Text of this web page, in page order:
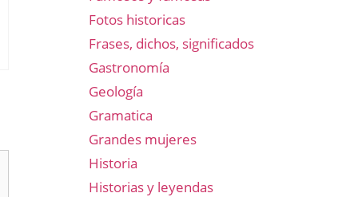
Fotos historicas
Frases, dichos, significados
Gastronomía
Geología
Gramatica
Grandes mujeres
Historia
Historias y leyendas